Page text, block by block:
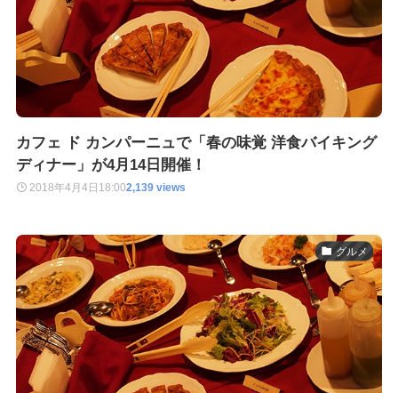
カフェ ド カンパーニュで「春の味覚 洋食バイキング
ディナー」が4月14日開催！
2018年4月4日 18:002,139 views
グルメ